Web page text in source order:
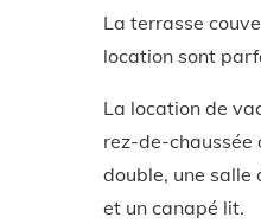
La terrasse
location sont
La location de
rez-de-chaussée
double, une salle
et un canapé lit.